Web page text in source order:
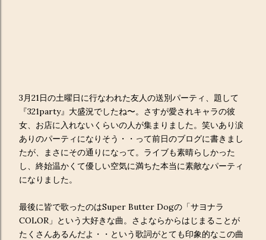
3月21日の土曜日に行なわれた友人の送別パーティ、題して
『321party』大盛況でしたね〜。さすが愛されキャラの彼
女、お店に入れないくらいの人が集まりました。笑いあり涙
ありのパーティになりそう・・って前日のブログに書きまし
たが、まさにその通りになって。ライブも素晴らしかった
し、終始温かくて優しい空気に満ちた本当に素敵なパーティ
になりました。
最後に皆で歌ったのはSuper Butter Dogの「サヨナラ
COLOR」という大好きな曲。さよならからはじまることが
たくさんあるんだよ・・という歌詞がとても印象的なこの曲